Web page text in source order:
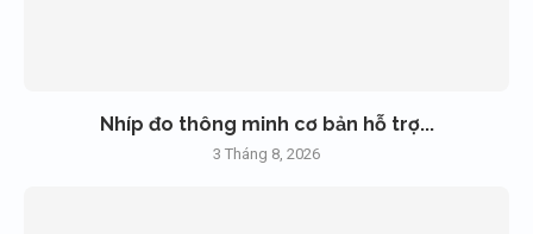
Nhíp đo thông minh cơ bản hỗ trợ...
3 Tháng 8, 2026